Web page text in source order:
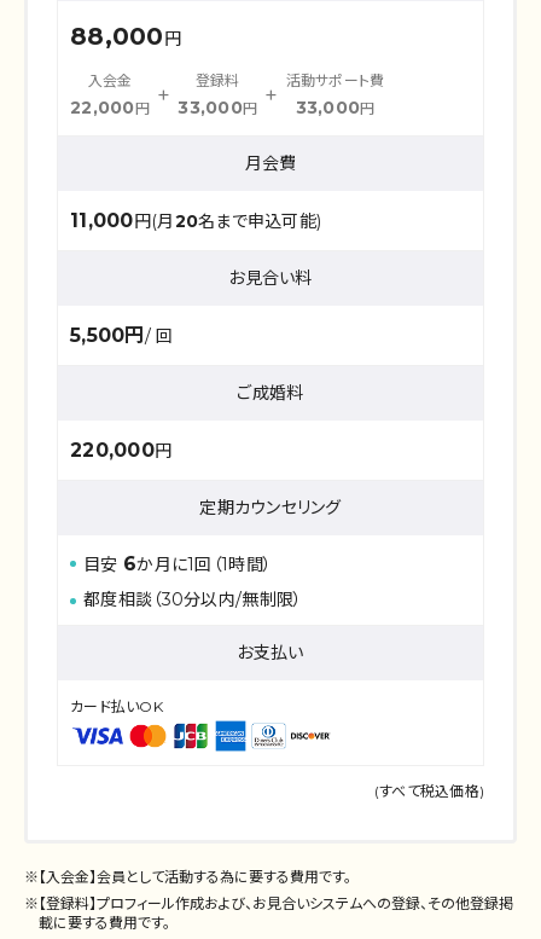
88,000 円
入会金
22,000円 +
登録料
33,000円 +
活動サポート費
33,000円
月会費
11,000円(月 20名まで申込可能)
お見合い料
5,500円 / 回
ご成婚料
220,000円
定期カウンセリング
目安 6か月に1回（1時間）
都度相談（30分以内/無制限）
お支払い
カード払いOK
(すべて税込価格)
※【入会金】会員として活動する為に要する費用です。
※【登録料】プロフィール作成および、お⾒合いシステムへの登録、その他登録掲
載に要する費⽤です。